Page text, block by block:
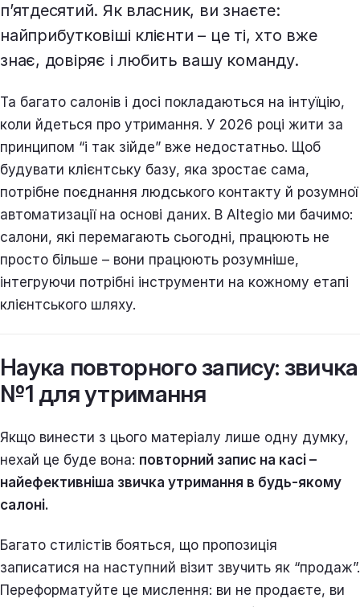
п’ятдесятий. Як власник, ви знаєте:
найприбутковіші клієнти – це ті, хто вже
знає, довіряє і любить вашу команду.
Та багато салонів і досі покладаються на інтуїцію,
коли йдеться про утримання. У 2026 році жити за
принципом “і так зійде” вже недостатньо. Щоб
будувати клієнтську базу, яка зростає сама,
потрібне поєднання людського контакту й розумної
автоматизації на основі даних. В Altegio ми бачимо:
салони, які перемагають сьогодні, працюють не
просто більше – вони працюють розумніше,
інтегруючи потрібні інструменти на кожному етапі
клієнтського шляху.
Наука повторного запису: звичка
№1 для утримання
Якщо винести з цього матеріалу лише одну думку,
нехай це буде вона: повторний запис на касі –
найефективніша звичка утримання в будь-якому
салоні.
Багато стилістів бояться, що пропозиція
записатися на наступний візит звучить як “продаж”.
Переформатуйте це мислення: ви не продаєте, ви